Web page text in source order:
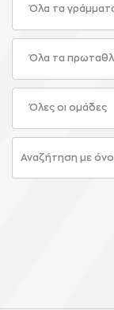
Όλα τα
Όλα τα
Όλες οι ομάδες